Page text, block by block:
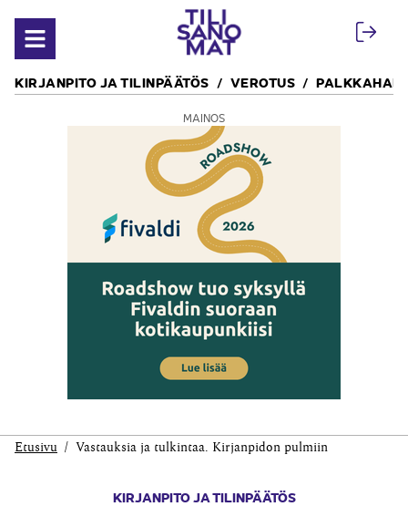
Avaa valikko
KIRJANPITO JA TILINPÄÄTÖS VEROTUS
MAINOS
Etusivu Vastauksia ja tulkintaa. Kirjanpidon pulmiin
KIRJANPITO JA TILINPÄÄTÖS